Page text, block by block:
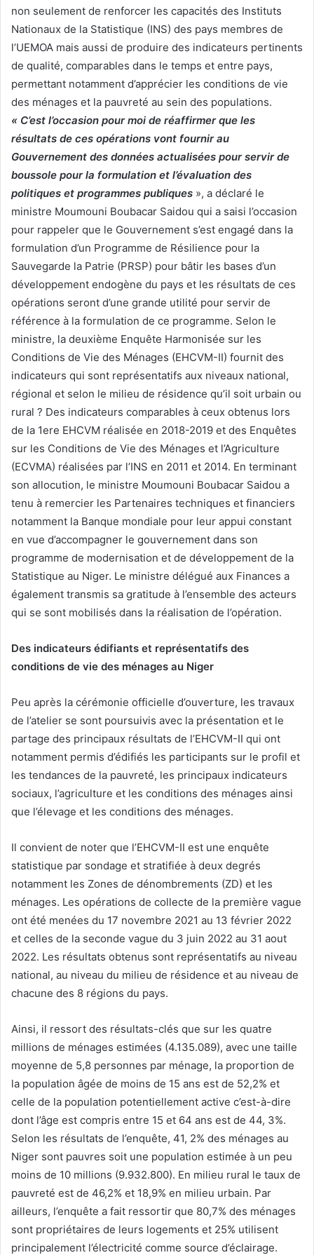
non seulement de renforcer les capacités des Instituts
Nationaux de la Statistique (INS) des pays membres de
l’UEMOA mais aussi de produire des indicateurs pertinents
de qualité, comparables dans le temps et entre pays,
permettant notamment d’apprécier les conditions de vie
des ménages et la pauvreté au sein des populations.
« C’est l’occasion pour moi de réaffirmer que les
résultats de ces opérations vont fournir au
Gouvernement des données actualisées pour servir de
boussole pour la formulation et l’évaluation des
politiques et programmes publiques », a déclaré le
ministre Moumouni Boubacar Saidou qui a saisi l’occasion
pour rappeler que le Gouvernement s’est engagé dans la
formulation d’un Programme de Résilience pour la
Sauvegarde la Patrie (PRSP) pour bâtir les bases d’un
développement endogène du pays et les résultats de ces
opérations seront d’une grande utilité pour servir de
référence à la formulation de ce programme. Selon le
ministre, la deuxième Enquête Harmonisée sur les
Conditions de Vie des Ménages (EHCVM-II) fournit des
indicateurs qui sont représentatifs aux niveaux national,
régional et selon le milieu de résidence qu’il soit urbain ou
rural ? Des indicateurs comparables à ceux obtenus lors
de la 1ere EHCVM réalisée en 2018-2019 et des Enquêtes
sur les Conditions de Vie des Ménages et l’Agriculture
(ECVMA) réalisées par l’INS en 2011 et 2014. En terminant
son allocution, le ministre Moumouni Boubacar Saidou a
tenu à remercier les Partenaires techniques et financiers
notamment la Banque mondiale pour leur appui constant
en vue d’accompagner le gouvernement dans son
programme de modernisation et de développement de la
Statistique au Niger. Le ministre délégué aux Finances a
également transmis sa gratitude à l’ensemble des acteurs
qui se sont mobilisés dans la réalisation de l’opération.
Des indicateurs édifiants et représentatifs des
conditions de vie des ménages au Niger
Peu après la cérémonie officielle d’ouverture, les travaux
de l’atelier se sont poursuivis avec la présentation et le
partage des principaux résultats de l’EHCVM-II qui ont
notamment permis d’édifiés les participants sur le profil et
les tendances de la pauvreté, les principaux indicateurs
sociaux, l’agriculture et les conditions des ménages ainsi
que l’élevage et les conditions des ménages.
Il convient de noter que l’EHCVM-II est une enquête
statistique par sondage et stratifiée à deux degrés
notamment les Zones de dénombrements (ZD) et les
ménages. Les opérations de collecte de la première vague
ont été menées du 17 novembre 2021 au 13 février 2022
et celles de la seconde vague du 3 juin 2022 au 31 aout
2022. Les résultats obtenus sont représentatifs au niveau
national, au niveau du milieu de résidence et au niveau de
chacune des 8 régions du pays.
Ainsi, il ressort des résultats-clés que sur les quatre
millions de ménages estimées (4.135.089), avec une taille
moyenne de 5,8 personnes par ménage, la proportion de
la population âgée de moins de 15 ans est de 52,2% et
celle de la population potentiellement active c’est-à-dire
dont l’âge est compris entre 15 et 64 ans est de 44, 3%.
Selon les résultats de l’enquête, 41, 2% des ménages au
Niger sont pauvres soit une population estimée à un peu
moins de 10 millions (9.932.800). En milieu rural le taux de
pauvreté est de 46,2% et 18,9% en milieu urbain. Par
ailleurs, l’enquête a fait ressortir que 80,7% des ménages
sont propriétaires de leurs logements et 25% utilisent
principalement l’électricité comme source d’éclairage.